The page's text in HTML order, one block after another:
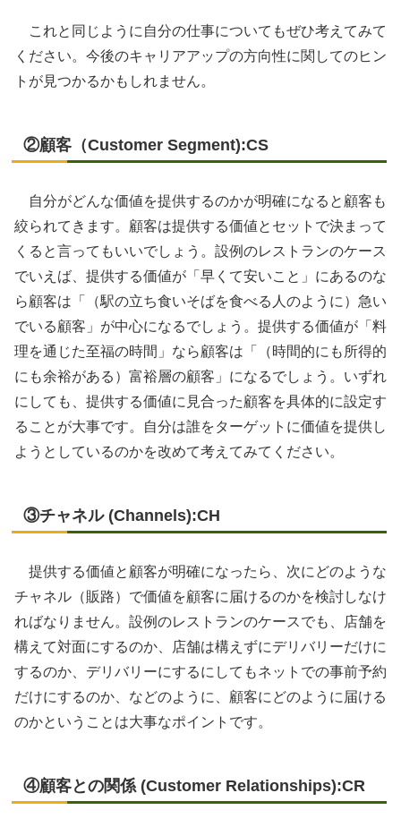
これと同じように自分の仕事についてもぜひ考えてみて
ください。今後のキャリアアップの方向性に関してのヒン
トが見つかるかもしれません。
②顧客（Customer Segment):CS
自分がどんな価値を提供するのかが明確になると顧客も
絞られてきます。顧客は提供する価値とセットで決まって
くると言ってもいいでしょう。設例のレストランのケース
でいえば、提供する価値が「早くて安いこと」にあるのな
ら顧客は「（駅の立ち食いそばを食べる人のように）急い
でいる顧客」が中心になるでしょう。提供する価値が「料
理を通じた至福の時間」なら顧客は「（時間的にも所得的
にも余裕がある）富裕層の顧客」になるでしょう。いずれ
にしても、提供する価値に見合った顧客を具体的に設定す
ることが大事です。自分は誰をターゲットに価値を提供し
ようとしているのかを改めて考えてみてください。
③チャネル (Channels):CH
提供する価値と顧客が明確になったら、次にどのような
チャネル（販路）で価値を顧客に届けるのかを検討しなけ
ればなりません。設例のレストランのケースでも、店舗を
構えて対面にするのか、店舗は構えずにデリバリーだけに
するのか、デリバリーにするにしてもネットでの事前予約
だけにするのか、などのように、顧客にどのように届ける
のかということは大事なポイントです。
④顧客との関係 (Customer Relationships):CR